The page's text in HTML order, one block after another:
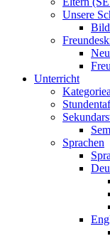
Unsere
Unterricht
Sprachen